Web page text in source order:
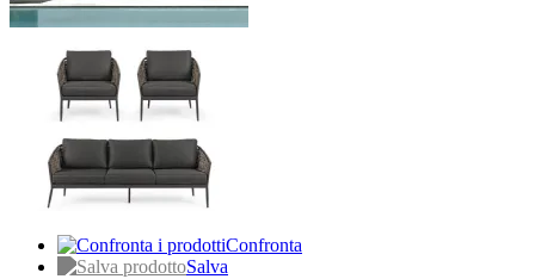
Confronta
Salva